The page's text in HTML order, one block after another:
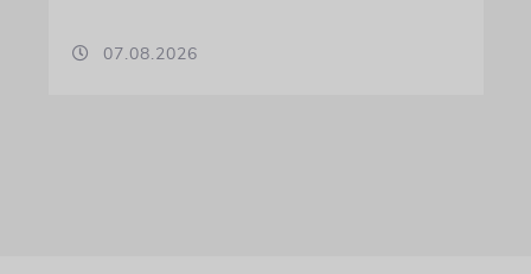
07.08.2026